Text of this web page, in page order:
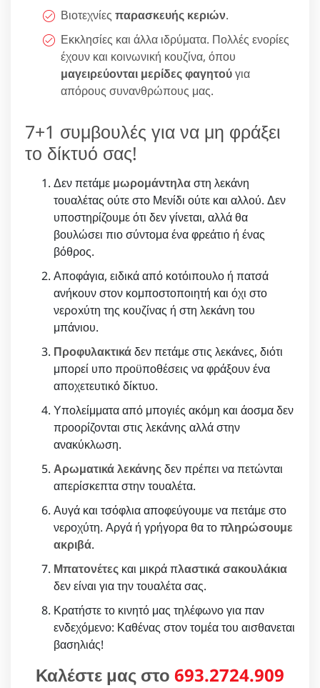
Βιοτεχνίες παρασκευής κεριών.
Εκκλησίες και άλλα ιδρύματα. Πολλές ενορίες
έχουν και κοινωνική κουζίνα, όπου
μαγειρεύονται μερίδες φαγητούγια
απόρους συνανθρώπους μας.
7+1 συμβουλές για να μη φράξει
το δίκτυό σας!
Δεν πετάμε μωρομάντηλαστη λεκάνη
τουαλέτας ούτε στο Μενίδι ούτε και αλλού. Δεν
υποστηρίζουμε ότι δεν γίνεται, αλλά θα
βουλώσει πιο σύντομα ένα φρεάτιο ή ένας
βόθρος.
Αποφάγια, ειδικά από κοτόιπουλο ή πατσά
ανήκουν στον κομποστοποιητή και όχι στο
νερoxύτη της κουζίνας ή στη λεκάνη του
μπάνιου.
Προφυλακτικάδεν πετάμε στις λεκάνες, διότι
μπορεί υπο προϋποθέσεις να φράξουν ένα
αποχετευτικό δίκτυο.
Υπολείμματα από μπογιές ακόμη και άοσμα δεν
προορίζονται στις λεκάνης αλλά στην
ανακύκλωση.
Αρωματικά λεκάνηςδεν πρέπει να πετώνται
απερίσκεπτα στην τουαλέτα.
Αυγά και τσόφλια αποφεύγουμε να πετάμε στο
νεροχύτη. Αργά ή γρήγορα θα τοπληρώσουμε
ακριβά.
Μπατονέτες και μικρά πλαστικά σακουλάκια
δεν είναι για την τουαλέτα σας.
Κρατήστε το κινητό μας τηλέφωνο για παν
ενδεχόμενο: Καθένας στον τομέα του αισθανεται
βασηλιάς!
Καλέστε μας στο 693.2724.909